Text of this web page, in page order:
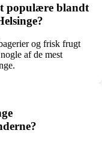
populære blandt
og frisk frugt
af de mest